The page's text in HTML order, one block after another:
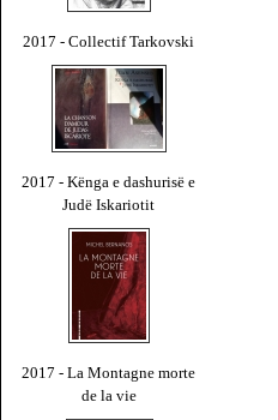
2017 - Collectif Tarkovski
2017 - Kënga e dashurisë e
Judë Iskariotit
2017 - La Montagne morte
de la vie